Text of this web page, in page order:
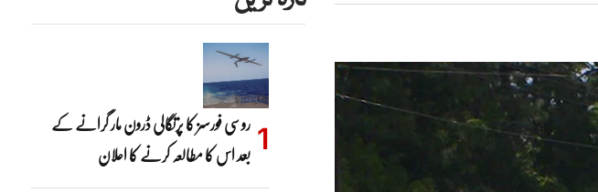
روسی فورسز کا پرتگالی ڈرون مار گرانے کے
بعد اس کا مطالعہ کرنے کا اعلان